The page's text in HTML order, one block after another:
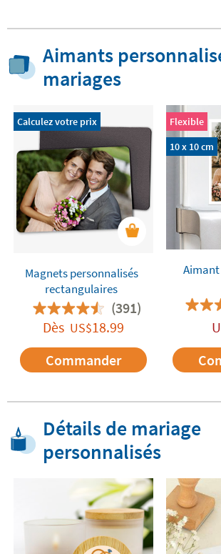
Aimants
mariages
Calculez votre prix
Magnets personnalisés
rectangulaires
(391)
Dès US$18.99
Commander
Flexible
10 x 10 cm
Détails de mariage
personnalisés